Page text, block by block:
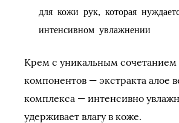
для кожи рук, которая
интенсивном увлажнении
Крем с уникальным сочетанием
компонентов — экстракта алое
комплекса — интенсивно
удерживает влагу в коже.